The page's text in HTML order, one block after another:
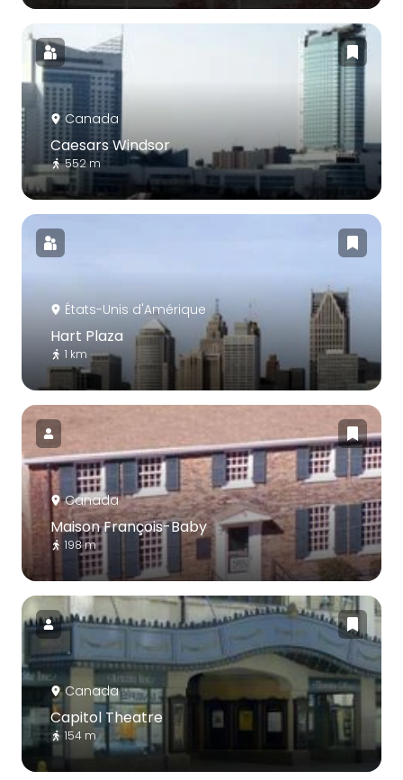
Canada
Caesars Windsor
552 m
États-Unis d'Amérique
Hart Plaza
1 km
Canada
Maison François-Baby
198 m
Canada
Capitol Theatre
154 m